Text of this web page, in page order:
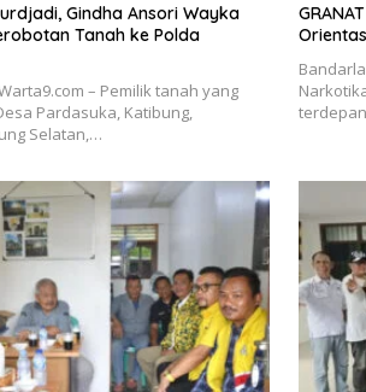
Gindha Ansori Wayka
Tanah ke Polda
– Pemilik tanah yang
Pardasuka, Katibung,
Selatan,…